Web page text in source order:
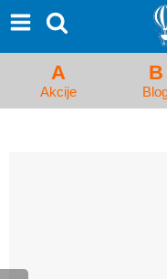
Proizvodi
Početna
Kolica za bebe i dečija
A
Akcije
B